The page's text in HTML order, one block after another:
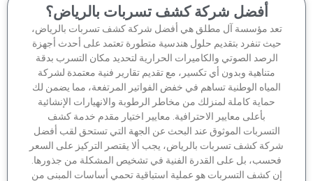
أفضل شركة كشف تسربات بالرياض؟
مؤسسة آل مطلق هي أفضل شركة كشف تسربات بالرياض،
تنفرد بتقديم حلول هندسية متطورة تعتمد على أحدث أجهزة
الرصد الصوتي والكاميرات الحرارية لتحديد مكان التسرب بدقة
متناهية وبدون أي تكسير، مع تقديم تقارير فنية معتمدة لشركة
الوطنية تساهم في خفض الفواتير المرتفعة، مما يضمن لك
حماية كاملة لمنزلك من مخاطر الرطوبة والانهيارات الإنشائية
بأعلى معايير الاحترافية. معايير اختيار مقدم خدمة كشف
الموثوق عند البحث عن الجهة التي تستحق لقب أفضل
كشف تسربات بالرياض، يجب ألا يقتصر التركيز على السعر
بل على القدرة الفنية في تشخيص المشكلة من جذورها.
كشف التسربات هو عملية استباقية تحمي أساسات المبنى من